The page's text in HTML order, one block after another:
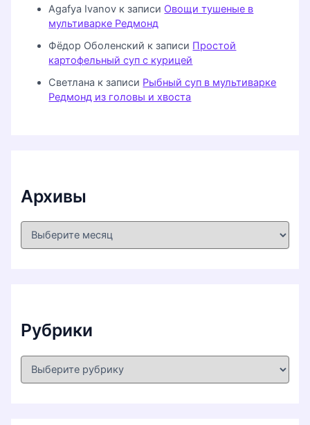
Agafya Ivanov к записи Овощи тушеные в
мультиварке Редмонд
Фёдор Оболенский к записи Простой
картофельный суп с курицей
Светлана к записи Рыбный суп в мультиварке
Редмонд из головы и хвоста
Архивы
А
Рубрики
Р